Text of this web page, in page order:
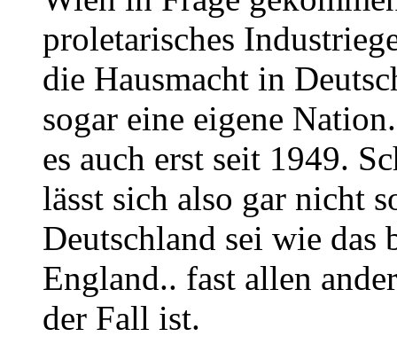
proletarisches
die Hausmacht in
sogar eine eigene
es auch erst seit 1949.
lässt sich also gar nicht
Deutschland sei wie das
England.. fast allen
der Fall ist.